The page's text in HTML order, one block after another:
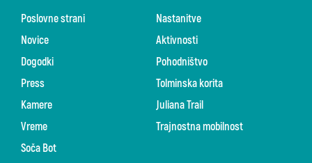
Poslovne strani
Novice
Dogodki
Press
Kamere
Vreme
Soča Bot
Nastanitve
Aktivnosti
Pohodništvo
Tolminska korita
Juliana Trail
Trajnostna mobilnost